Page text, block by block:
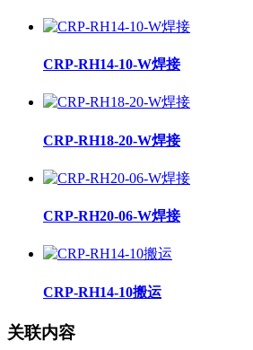
CRP-RH14-10-W焊接
CRP-RH18-20-W焊接
CRP-RH20-06-W焊接
CRP-RH14-10搬运
关联内容